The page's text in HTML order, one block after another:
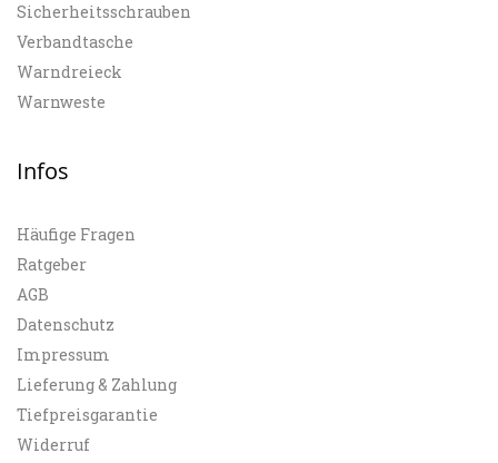
Sicherheitsschrauben
Verbandtasche
Warndreieck
Warnweste
Infos
Häufige Fragen
Ratgeber
AGB
Datenschutz
Impressum
Lieferung & Zahlung
Tiefpreisgarantie
Widerruf